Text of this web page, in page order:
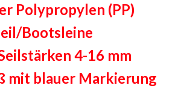
Polypropylen (PP)
Bootsleine
4-16 mm
mit blauer Markierung